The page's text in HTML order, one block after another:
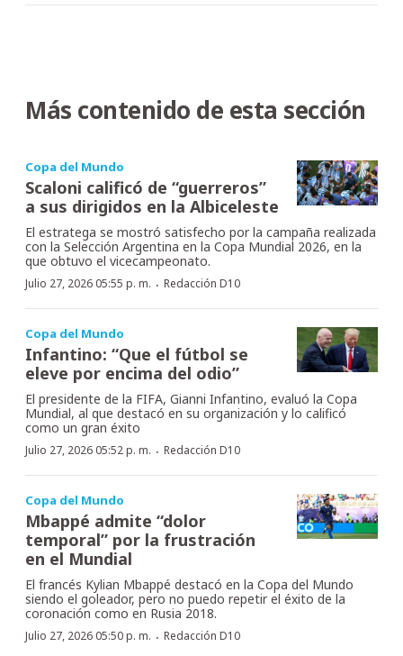
Más contenido de esta sección
Copa del Mundo
Scaloni calificó de “guerreros”
a sus dirigidos en la Albiceleste
El estratega se mostró satisfecho por la campaña realizada
con la Selección Argentina en la Copa Mundial 2026, en la
que obtuvo el vicecampeonato.
Julio 27, 2026 05:55 p. m. · Redacción D10
Copa del Mundo
Infantino: “Que el fútbol se
eleve por encima del odio”
El presidente de la FIFA, Gianni Infantino, evaluó la Copa
Mundial, al que destacó en su organización y lo calificó
como un gran éxito
Julio 27, 2026 05:52 p. m. · Redacción D10
Copa del Mundo
Mbappé admite “dolor
temporal” por la frustración
en el Mundial
El francés Kylian Mbappé destacó en la Copa del Mundo
siendo el goleador, pero no puedo repetir el éxito de la
coronación como en Rusia 2018.
Julio 27, 2026 05:50 p. m. · Redacción D10